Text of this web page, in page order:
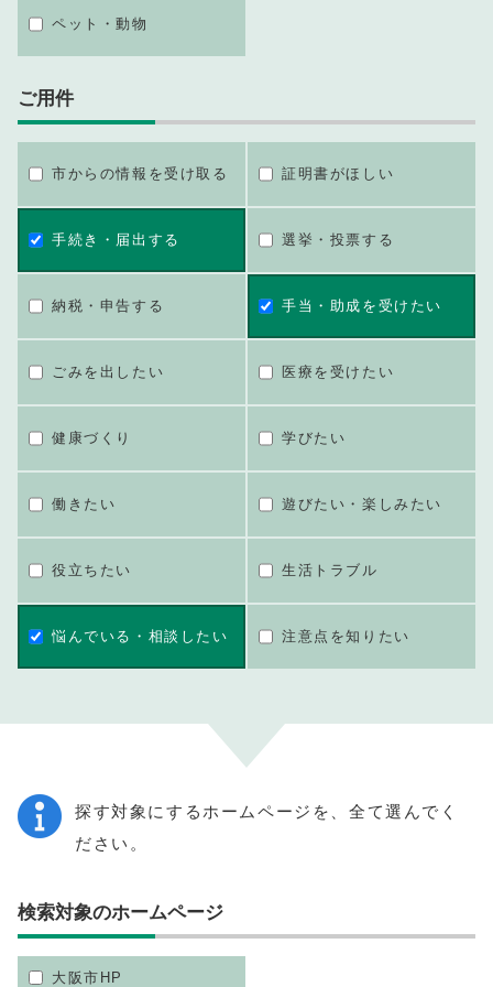
ペット・動物
ご用件
市からの情報を受け取る 証明書がほしい
手続き・届出する 選挙・投票する
納税・申告する 手当・助成を受けたい
ごみを出したい 医療を受けたい
健康づくり 学びたい
働きたい 遊びたい・楽しみたい
役立ちたい 生活トラブル
悩んでいる・相談したい 注意点を知りたい
探す対象にするホームページを、全て選んでく
ださい。
検索対象のホームページ
大阪市HP